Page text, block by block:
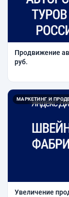
Продвижение
руб.
МАРКЕТИНГ И
Увеличение